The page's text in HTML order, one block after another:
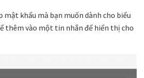
mật khẩu mà bạn muốn dành cho biểu
thêm vào một tin nhắn để hiển thị cho